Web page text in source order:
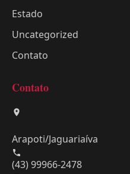
Estado
Uncategorized
Contato
Contato
Arapoti/Jaguariaíva
(43) 99966-2478